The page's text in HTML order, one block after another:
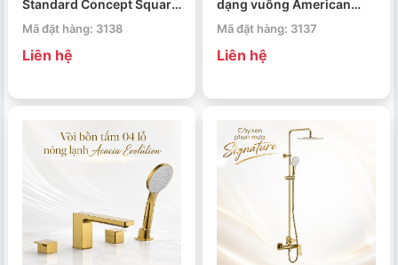
Standard Concept Square
FFAS0481CS
Mã đặt hàng: 3138
Liên hệ
dạng vuông American
Standard Concept WF-
0498CS
Mã đặt hàng: 3137
Liên hệ